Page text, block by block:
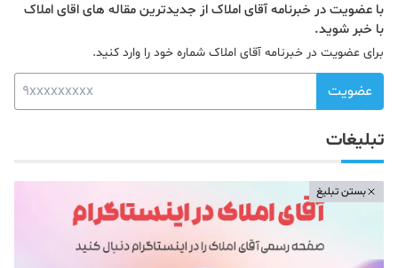
با عضویت در خبرنامه آقای املاک از جدیدترین مقاله های اقای املاک
با خبر شوید.
برای عضویت در خبرنامه آقای املاک شماره خود را وارد کنید.
عضویت
تبلیغات
بستن تبلیغ